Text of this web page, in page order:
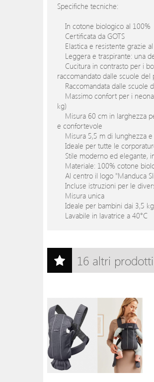
Specifiche tecniche:
In cotone biologico al 100%
Certificata da GOTS
Elastica e resistente grazie
Leggera e traspirante: una
Cucitura in contrasto per i
raccomandato dalle scuole del
Raccomandata dalle scuole
Massimo confort per i
kg)
Misura 60 cm in larghezza
e confortevole
Misura 5,5 m di lunghezza e
Ideale per tutte le
Stile moderno ed elegante,
Materiale: 100% cotone
Al centro il logo "Manduca
Incluse istruzioni per le
Misura unica
Ideale per bambini dai 3,5
Lavabile in lavatrice a 40°C
16 altri